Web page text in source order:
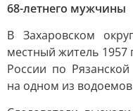
68-летнего мужчины
В Захаровском
местный житель
России по
на одном из